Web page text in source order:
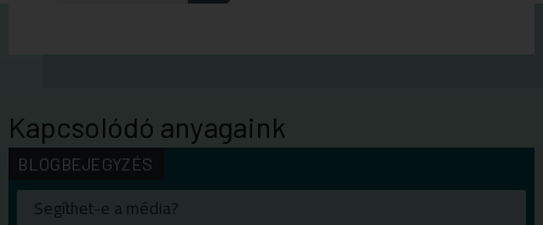
Kapcsolódó anyagaink
BLOGBEJEGYZÉS
Segíthet-e a média?